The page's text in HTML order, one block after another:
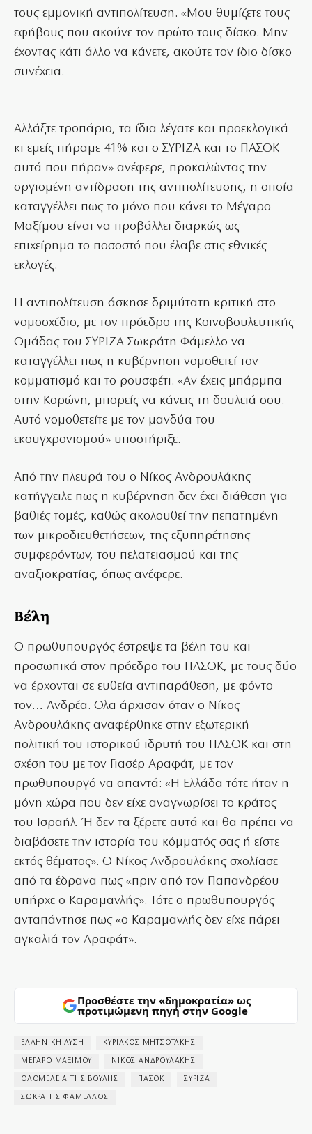
τους εμμονική αντιπολίτευση. «Μου θυμίζετε τους
εφήβους που ακούνε τον πρώτο τους δίσκο. Μην
έχοντας κάτι άλλο να κάνετε, ακούτε τον ίδιο δίσκο
συνέχεια.
Αλλάξτε τροπάριο, τα ίδια λέγατε και προεκλογικά
κι εμείς πήραμε 41% και ο ΣΥΡΙΖΑ και το ΠΑΣΟΚ
αυτά που πήραν» ανέφερε, προκαλώντας την
οργισμένη αντίδραση της αντιπολίτευσης, η οποία
καταγγέλλει πως το μόνο που κάνει το Μέγαρο
Μαξίμου είναι να προβάλλει διαρκώς ως
επιχείρημα το ποσοστό που έλαβε στις εθνικές
εκλογές.
Η αντιπολίτευση άσκησε δριμύτατη κριτική στο
νομοσχέδιο, με τον πρόεδρο της Κοινοβουλευτικής
Ομάδας του ΣΥΡΙΖΑ Σωκράτη Φάμελλο να
καταγγέλλει πως η κυβέρνηση νομοθετεί τον
κομματισμό και το ρουσφέτι. «Αν έχεις μπάρμπα
στην Κορώνη, μπορείς να κάνεις τη δουλειά σου.
Αυτό νομοθετείτε με τον μανδύα του
εκσυγχρονισμού» υποστήριξε.
Από την πλευρά του ο Νίκος Ανδρουλάκης
κατήγγειλε πως η κυβέρνηση δεν έχει διάθεση για
βαθιές τομές, καθώς ακολουθεί την πεπατημένη
των μικροδιευθετήσεων, της εξυπηρέτησης
συμφερόντων, του πελατειασμού και της
αναξιοκρατίας, όπως ανέφερε.
Βέλη
Ο πρωθυπουργός έστρεψε τα βέλη του και
προσωπικά στον πρόεδρο του ΠΑΣΟΚ, με τους δύο
να έρχονται σε ευθεία αντιπαράθεση, με φόντο
τον… Ανδρέα. Ολα άρχισαν όταν ο Νίκος
Ανδρουλάκης αναφέρθηκε στην εξωτερική
πολιτική του ιστορικού ιδρυτή του ΠΑΣΟΚ και στη
σχέση του με τον Γιασέρ Αραφάτ, με τον
πρωθυπουργό να απαντά: «Η Ελλάδα τότε ήταν η
μόνη χώρα που δεν είχε αναγνωρίσει το κράτος
του Ισραήλ. Ή δεν τα ξέρετε αυτά και θα πρέπει να
διαβάσετε την ιστορία του κόμματός σας ή είστε
εκτός θέματος». Ο Νίκος Ανδρουλάκης σχολίασε
από τα έδρανα πως «πριν από τον Παπανδρέου
υπήρχε ο Καραμανλής». Τότε ο πρωθυπουργός
ανταπάντησε πως «ο Καραμανλής δεν είχε πάρει
αγκαλιά τον Αραφάτ».
Προσθέστε την «δημοκρατία» ως
προτιμώμενη πηγή στην Google
ΕΛΛΗΝΙΚΗ ΛΥΣΗ ΚΥΡΙΑΚΟΣ ΜΗΤΣΟΤΑΚΗΣ
ΜΕΓΑΡΟ ΜΑΞΙΜΟΥ ΝΙΚΟΣ ΑΝΔΡΟΥΛΑΚΗΣ
ΟΛΟΜΕΛΕΙΑ ΤΗΣ ΒΟΥΛΗΣ ΠΑΣΟΚ ΣΥΡΙΖΑ
ΣΩΚΡΑΤΗΣ ΦΑΜΕΛΛΟΣ